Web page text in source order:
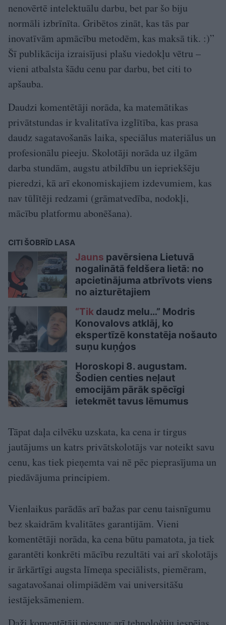
nenovērtē intelektuālu darbu, bet par šo biju
normāli izbrīnīta. Gribētos zināt, kas tās par
inovatīvām apmācību metodēm, kas maksā tik. :)”
Šī publikācija izraisījusi plašu viedokļu vētru –
vieni atbalsta šādu cenu par darbu, bet citi to
apšauba.
Daudzi komentētāji norāda, ka matemātikas
privātstundas ir kvalitatīva izglītība, kas prasa
daudz sagatavošanās laika, speciālus materiālus un
profesionālu pieeju. Skolotāji norāda uz ilgām
darba stundām, augstu atbildību un iepriekšēju
pieredzi, kā arī ekonomiskajiem izdevumiem, kas
nav tūlītēji redzami (grāmatvedība, nodokļi,
mācību platformu abonēšana).
CITI ŠOBRĪD LASA
Jauns pavērsiena Lietuvā
nogalinātā feldšera lietā: no
apcietinājuma atbrīvots viens
no aizturētajiem
“Tik daudz melu…” Modris
Konovalovs atklāj, ko
ekspertīzē konstatēja nošauto
suņu kuņģos
Horoskopi 8. augustam.
Šodien centies neļaut
emocijām pārāk spēcīgi
ietekmēt tavus lēmumus
Tāpat daļa cilvēku uzskata, ka cena ir tirgus
jautājums un katrs privātskolotājs var noteikt savu
cenu, kas tiek pieņemta vai nē pēc pieprasījuma un
piedāvājuma principiem.
Vienlaikus parādās arī bažas par cenu taisnīgumu
bez skaidrām kvalitātes garantijām. Vieni
komentētāji norāda, ka cena būtu pamatota, ja tiek
garantēti konkrēti mācību rezultāti vai arī skolotājs
ir ārkārtīgi augsta līmeņa speciālists, piemēram,
sagatavošanai olimpiādēm vai universitāšu
iestājeksāmeniem.